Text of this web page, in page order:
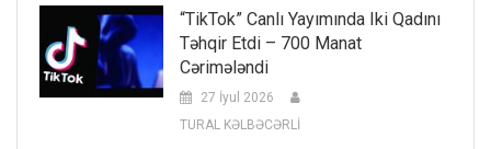
“TikTok” Canlı Yayımında Iki Qadını
Təhqir Etdi – 700 Manat
Cərimələndi
27 İyul 2026
TURAL KƏLBƏCƏRLİ